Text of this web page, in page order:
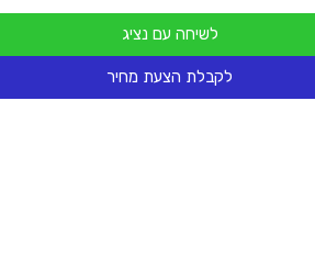
לשיחה עם נציג
לקבלת הצעת מחיר